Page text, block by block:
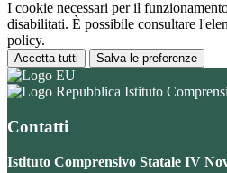
I cookie necessari per il
disabilitati. È possibile consultare
policy.
Accetta tutti Salva le preferenze
Istituto
Contatti
Istituto Comprensivo Statale IV